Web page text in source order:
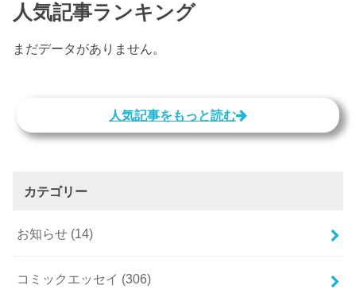
人気記事ランキング
まだデータがありません。
人気記事をもっと読む
カテゴリー
お知らせ (14)
コミックエッセイ (306)